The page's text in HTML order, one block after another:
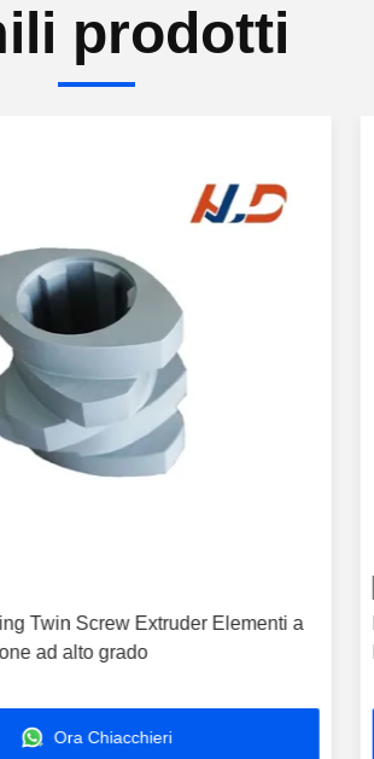
prodotti
Twin Screw Extruder Elementi a
ad alto grado
Ora Chiacchieri